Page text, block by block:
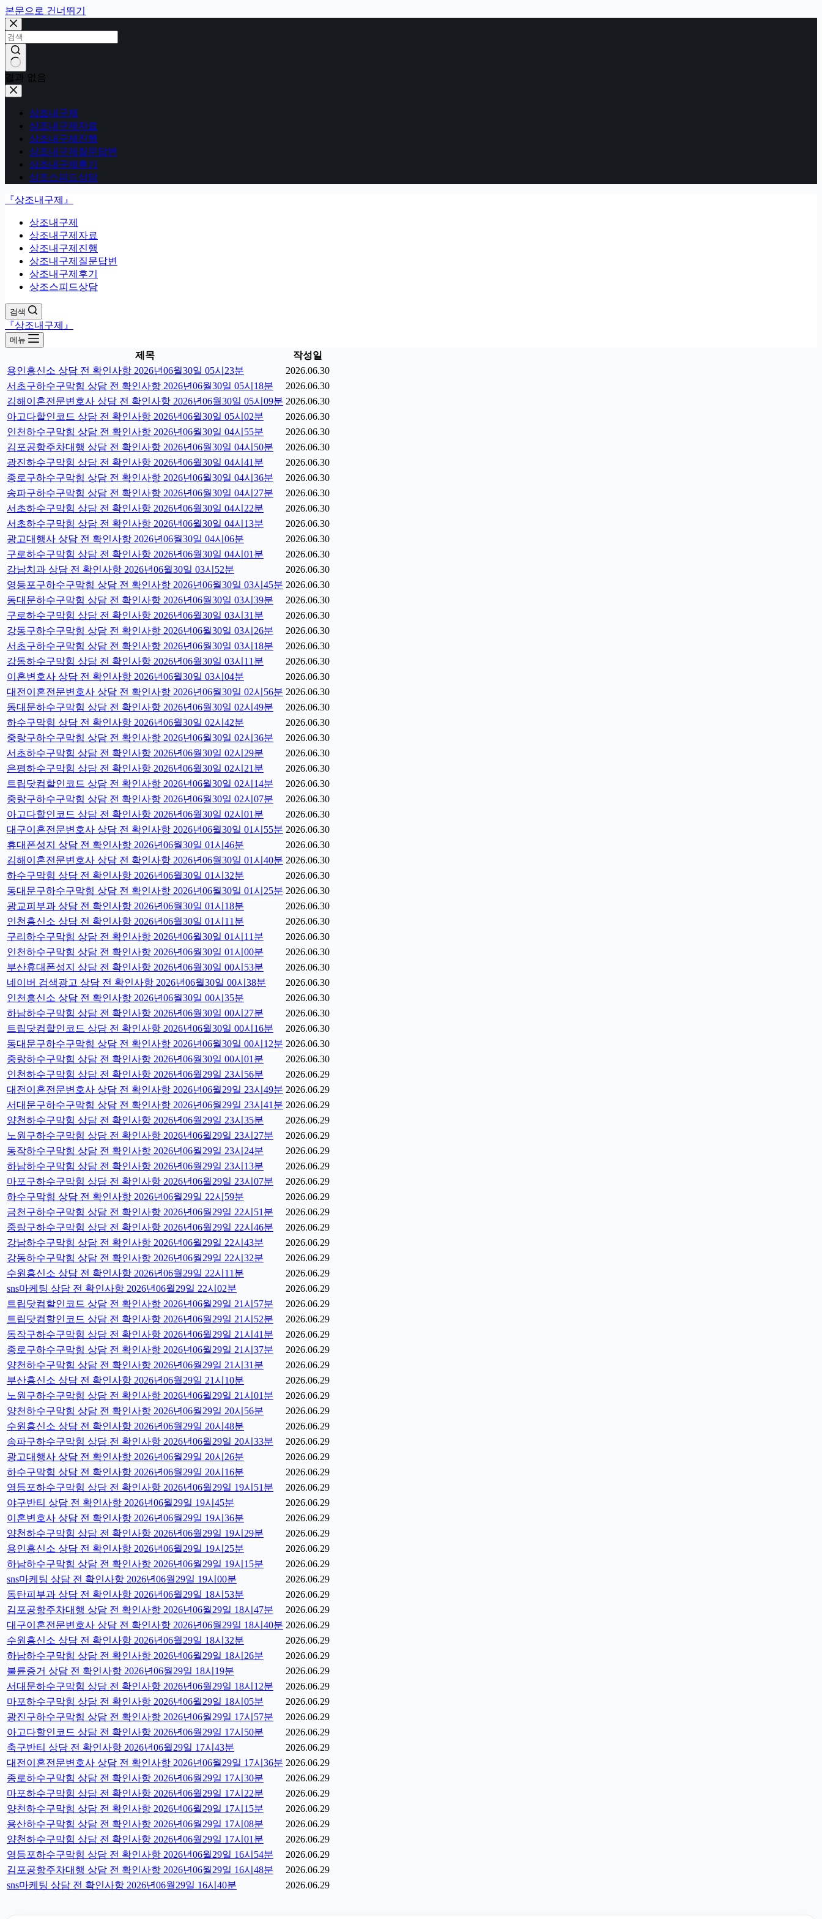
본문으로 건너뛰기
결과 없음
상조내구제
상조내구제자료
상조내구제진행
상조내구제질문답변
상조내구제후기
상조스피드상담
『상조내구제』
상조내구제
상조내구제자료
상조내구제진행
상조내구제질문답변
상조내구제후기
상조스피드상담
검색
『상조내구제』
메뉴
제목
작성일
용인흥신소 상담 전 확인사항 2026년06월30일 05시23분
2026.06.30
서초구하수구막힘 상담 전 확인사항 2026년06월30일 05시18분
2026.06.30
김해이혼전문변호사 상담 전 확인사항 2026년06월30일 05시09분 2026.06.30
아고다할인코드 상담 전 확인사항 2026년06월30일 05시02분
2026.06.30
인천하수구막힘 상담 전 확인사항 2026년06월30일 04시55분
2026.06.30
김포공항주차대행 상담 전 확인사항 2026년06월30일 04시50분
2026.06.30
광진하수구막힘 상담 전 확인사항 2026년06월30일 04시41분
2026.06.30
종로구하수구막힘 상담 전 확인사항 2026년06월30일 04시36분
2026.06.30
송파구하수구막힘 상담 전 확인사항 2026년06월30일 04시27분
2026.06.30
서초하수구막힘 상담 전 확인사항 2026년06월30일 04시22분
2026.06.30
서초하수구막힘 상담 전 확인사항 2026년06월30일 04시13분
2026.06.30
광고대행사 상담 전 확인사항 2026년06월30일 04시06분
2026.06.30
구로하수구막힘 상담 전 확인사항 2026년06월30일 04시01분
2026.06.30
강남치과 상담 전 확인사항 2026년06월30일 03시52분
2026.06.30
영등포구하수구막힘 상담 전 확인사항 2026년06월30일 03시45분 2026.06.30
동대문하수구막힘 상담 전 확인사항 2026년06월30일 03시39분
2026.06.30
구로하수구막힘 상담 전 확인사항 2026년06월30일 03시31분
2026.06.30
강동구하수구막힘 상담 전 확인사항 2026년06월30일 03시26분
2026.06.30
서초구하수구막힘 상담 전 확인사항 2026년06월30일 03시18분
2026.06.30
강동하수구막힘 상담 전 확인사항 2026년06월30일 03시11분
2026.06.30
이혼변호사 상담 전 확인사항 2026년06월30일 03시04분
2026.06.30
대전이혼전문변호사 상담 전 확인사항 2026년06월30일 02시56분 2026.06.30
동대문하수구막힘 상담 전 확인사항 2026년06월30일 02시49분
2026.06.30
하수구막힘 상담 전 확인사항 2026년06월30일 02시42분
2026.06.30
중랑구하수구막힘 상담 전 확인사항 2026년06월30일 02시36분
2026.06.30
서초하수구막힘 상담 전 확인사항 2026년06월30일 02시29분
2026.06.30
은평하수구막힘 상담 전 확인사항 2026년06월30일 02시21분
2026.06.30
트립닷컴할인코드 상담 전 확인사항 2026년06월30일 02시14분
2026.06.30
중랑구하수구막힘 상담 전 확인사항 2026년06월30일 02시07분
2026.06.30
아고다할인코드 상담 전 확인사항 2026년06월30일 02시01분
2026.06.30
대구이혼전문변호사 상담 전 확인사항 2026년06월30일 01시55분 2026.06.30
휴대폰성지 상담 전 확인사항 2026년06월30일 01시46분
2026.06.30
김해이혼전문변호사 상담 전 확인사항 2026년06월30일 01시40분 2026.06.30
하수구막힘 상담 전 확인사항 2026년06월30일 01시32분
2026.06.30
동대문구하수구막힘 상담 전 확인사항 2026년06월30일 01시25분 2026.06.30
광교피부과 상담 전 확인사항 2026년06월30일 01시18분
2026.06.30
인천흥신소 상담 전 확인사항 2026년06월30일 01시11분
2026.06.30
구리하수구막힘 상담 전 확인사항 2026년06월30일 01시11분
2026.06.30
인천하수구막힘 상담 전 확인사항 2026년06월30일 01시00분
2026.06.30
부산휴대폰성지 상담 전 확인사항 2026년06월30일 00시53분
2026.06.30
네이버 검색광고 상담 전 확인사항 2026년06월30일 00시38분
2026.06.30
인천흥신소 상담 전 확인사항 2026년06월30일 00시35분
2026.06.30
하남하수구막힘 상담 전 확인사항 2026년06월30일 00시27분
2026.06.30
트립닷컴할인코드 상담 전 확인사항 2026년06월30일 00시16분
2026.06.30
동대문구하수구막힘 상담 전 확인사항 2026년06월30일 00시12분 2026.06.30
중랑하수구막힘 상담 전 확인사항 2026년06월30일 00시01분
2026.06.30
인천하수구막힘 상담 전 확인사항 2026년06월29일 23시56분
2026.06.29
대전이혼전문변호사 상담 전 확인사항 2026년06월29일 23시49분 2026.06.29
서대문구하수구막힘 상담 전 확인사항 2026년06월29일 23시41분 2026.06.29
양천하수구막힘 상담 전 확인사항 2026년06월29일 23시35분
2026.06.29
노원구하수구막힘 상담 전 확인사항 2026년06월29일 23시27분
2026.06.29
동작하수구막힘 상담 전 확인사항 2026년06월29일 23시24분
2026.06.29
하남하수구막힘 상담 전 확인사항 2026년06월29일 23시13분
2026.06.29
마포구하수구막힘 상담 전 확인사항 2026년06월29일 23시07분
2026.06.29
하수구막힘 상담 전 확인사항 2026년06월29일 22시59분
2026.06.29
금천구하수구막힘 상담 전 확인사항 2026년06월29일 22시51분
2026.06.29
중랑구하수구막힘 상담 전 확인사항 2026년06월29일 22시46분
2026.06.29
강남하수구막힘 상담 전 확인사항 2026년06월29일 22시43분
2026.06.29
강동하수구막힘 상담 전 확인사항 2026년06월29일 22시32분
2026.06.29
수원흥신소 상담 전 확인사항 2026년06월29일 22시11분
2026.06.29
sns마케팅 상담 전 확인사항 2026년06월29일 22시02분
2026.06.29
트립닷컴할인코드 상담 전 확인사항 2026년06월29일 21시57분
2026.06.29
트립닷컴할인코드 상담 전 확인사항 2026년06월29일 21시52분
2026.06.29
동작구하수구막힘 상담 전 확인사항 2026년06월29일 21시41분
2026.06.29
종로구하수구막힘 상담 전 확인사항 2026년06월29일 21시37분
2026.06.29
양천하수구막힘 상담 전 확인사항 2026년06월29일 21시31분
2026.06.29
부산흥신소 상담 전 확인사항 2026년06월29일 21시10분
2026.06.29
노원구하수구막힘 상담 전 확인사항 2026년06월29일 21시01분
2026.06.29
양천하수구막힘 상담 전 확인사항 2026년06월29일 20시56분
2026.06.29
수원흥신소 상담 전 확인사항 2026년06월29일 20시48분
2026.06.29
송파구하수구막힘 상담 전 확인사항 2026년06월29일 20시33분
2026.06.29
광고대행사 상담 전 확인사항 2026년06월29일 20시26분
2026.06.29
하수구막힘 상담 전 확인사항 2026년06월29일 20시16분
2026.06.29
영등포하수구막힘 상담 전 확인사항 2026년06월29일 19시51분
2026.06.29
야구반티 상담 전 확인사항 2026년06월29일 19시45분
2026.06.29
이혼변호사 상담 전 확인사항 2026년06월29일 19시36분
2026.06.29
양천하수구막힘 상담 전 확인사항 2026년06월29일 19시29분
2026.06.29
용인흥신소 상담 전 확인사항 2026년06월29일 19시25분
2026.06.29
하남하수구막힘 상담 전 확인사항 2026년06월29일 19시15분
2026.06.29
sns마케팅 상담 전 확인사항 2026년06월29일 19시00분
2026.06.29
동탄피부과 상담 전 확인사항 2026년06월29일 18시53분
2026.06.29
김포공항주차대행 상담 전 확인사항 2026년06월29일 18시47분
2026.06.29
대구이혼전문변호사 상담 전 확인사항 2026년06월29일 18시40분 2026.06.29
수원흥신소 상담 전 확인사항 2026년06월29일 18시32분
2026.06.29
하남하수구막힘 상담 전 확인사항 2026년06월29일 18시26분
2026.06.29
불륜증거 상담 전 확인사항 2026년06월29일 18시19분
2026.06.29
서대문하수구막힘 상담 전 확인사항 2026년06월29일 18시12분
2026.06.29
마포하수구막힘 상담 전 확인사항 2026년06월29일 18시05분
2026.06.29
광진구하수구막힘 상담 전 확인사항 2026년06월29일 17시57분
2026.06.29
아고다할인코드 상담 전 확인사항 2026년06월29일 17시50분
2026.06.29
축구반티 상담 전 확인사항 2026년06월29일 17시43분
2026.06.29
대전이혼전문변호사 상담 전 확인사항 2026년06월29일 17시36분 2026.06.29
종로하수구막힘 상담 전 확인사항 2026년06월29일 17시30분
2026.06.29
마포하수구막힘 상담 전 확인사항 2026년06월29일 17시22분
2026.06.29
양천하수구막힘 상담 전 확인사항 2026년06월29일 17시15분
2026.06.29
용산하수구막힘 상담 전 확인사항 2026년06월29일 17시08분
2026.06.29
양천하수구막힘 상담 전 확인사항 2026년06월29일 17시01분
2026.06.29
영등포하수구막힘 상담 전 확인사항 2026년06월29일 16시54분
2026.06.29
김포공항주차대행 상담 전 확인사항 2026년06월29일 16시48분
2026.06.29
sns마케팅 상담 전 확인사항 2026년06월29일 16시40분
2026.06.29